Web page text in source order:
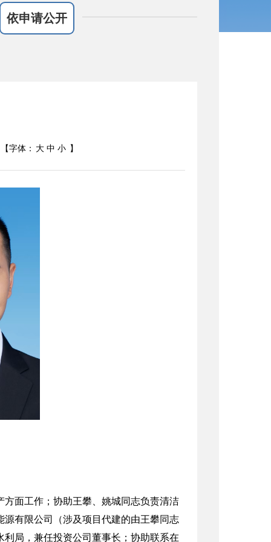
依申请公开
字体： 大 中 小 】
面工作；协助王攀、姚城同志负责清洁
有限公司（涉及项目代建的由王攀同志
局，兼任投资公司董事长；协助联系在